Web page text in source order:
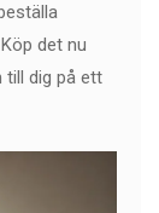
det nu
till dig på ett